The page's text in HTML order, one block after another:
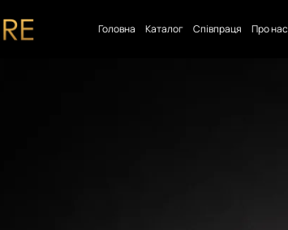
Головна Каталог Співпраця Про нас